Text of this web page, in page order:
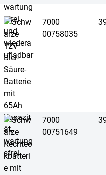
7000
00758035
7000
00751649